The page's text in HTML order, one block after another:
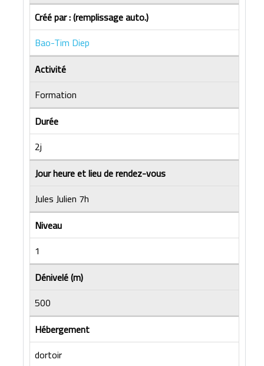
Créé par : (remplissage auto.)
Bao-Tim Diep
Activité
Formation
Durée
2j
Jour heure et lieu de rendez-vous
Jules Julien 7h
Niveau
1
Dénivelé (m)
500
Hébergement
dortoir